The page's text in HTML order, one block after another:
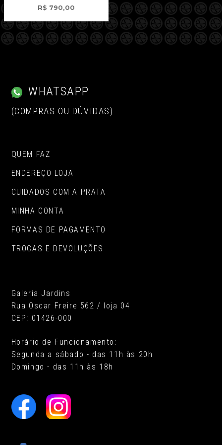
R$ 790,00
WHATSAPP
(COMPRAS OU DÚVIDAS)
QUEM FAZ
ENDEREÇO LOJA
CUIDADOS COM A PRATA
MINHA CONTA
FORMAS DE PAGAMENTO
TROCAS E DEVOLUÇÕES
Galeria Jardins
Rua Oscar Freire 562 / loja 04
CEP: 01426-000
Horário de Funcionamento:
Segunda a sábado - das 11h às 20h
Domingo - das 11h às 18h